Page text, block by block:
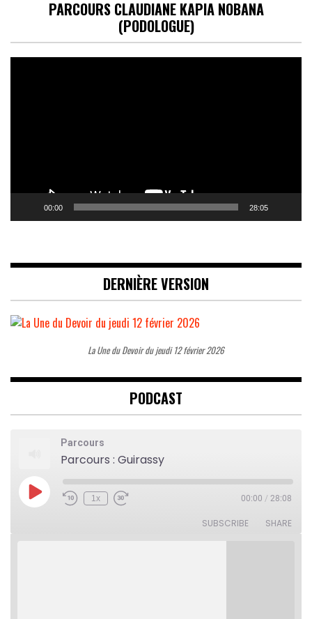
PARCOURS CLAUDIANE KAPIA NOBANA
(PODOLOGUE)
00:00 28:05
DERNIÈRE VERSION
La Une du Devoir du jeudi 12 février 2026
PODCAST
Parcours
Parcours : Guirassy
Play
Episode
Rewind
1x
Fast
00:00 / 28:08
SUBSCRIBE SHARE